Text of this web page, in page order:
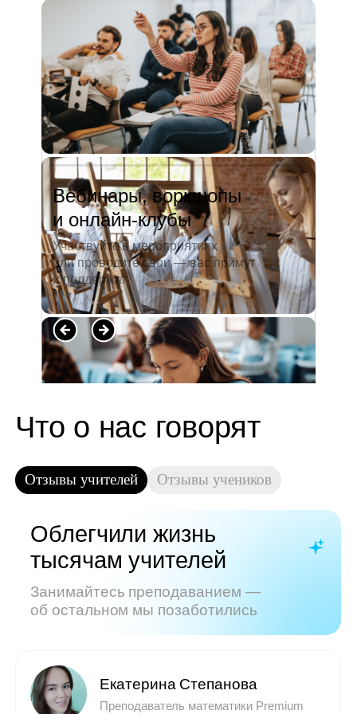
Вебинары, воркшопы
и онлайн-клубы
Участвуйте в мероприятиях
или проводите свои — вас примут
и поддержат
педагогический университет, пошла
преподавать в школу. Проработав в ней
5 лет, я поняла, что нужно двигать...
Читать полностью →
Показать все отзывы
Часто задаваемые
вопросы